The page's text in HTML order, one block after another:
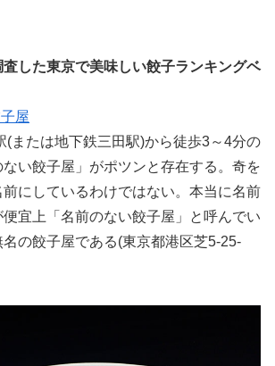
査した東京で美味しい餃子ランキングベ
屋
(または地下鉄三田駅)から徒歩3～4分の
い餃子屋」がポツンと存在する。奇を
にしているわけではない。本当に名前
宜上「名前のない餃子屋」と呼んでい
の餃子屋である(東京都港区芝5-25-